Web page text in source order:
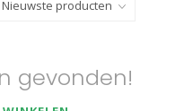
gevonden!